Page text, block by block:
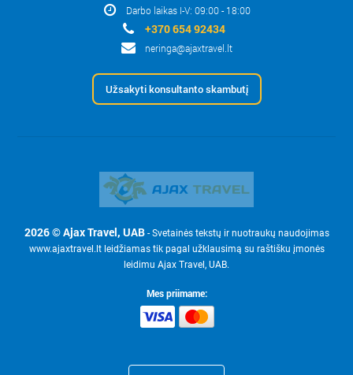
Darbo laikas I-V: 09:00 - 18:00
+370 654 92434
neringa@ajaxtravel.lt
Užsakyti konsultanto skambutį
2026 © Ajax Travel, UAB- Svetainės tekstų ir nuotraukų naudojimas
www.ajaxtravel.lt leidžiamas tik pagal užklausimą su raštišku įmonės
leidimu Ajax Travel, UAB.
Mes priimame: